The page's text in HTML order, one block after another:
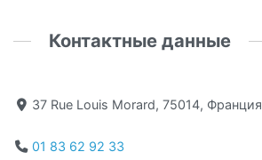
Контактные данные
37 Rue Louis Morard, 75014, Франция
01 83 62 92 33